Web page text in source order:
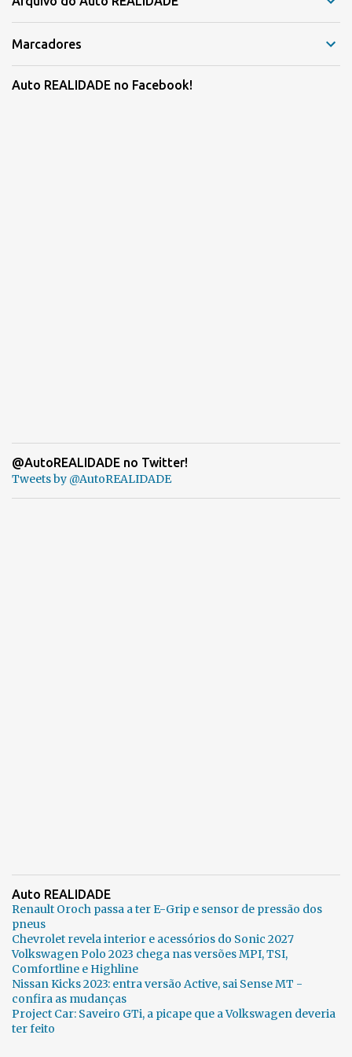
Marcadores
Auto REALIDADE no Facebook!
@AutoREALIDADE no Twitter!
Tweets by @AutoREALIDADE
Auto REALIDADE
Renault Oroch passa a ter E-Grip e sensor de pressão dos
pneus
Chevrolet revela interior e acessórios do Sonic 2027
Volkswagen Polo 2023 chega nas versões MPI, TSI,
Comfortline e Highline
Nissan Kicks 2023: entra versão Active, sai Sense MT -
confira as mudanças
Project Car: Saveiro GTi, a picape que a Volkswagen deveria
ter feito